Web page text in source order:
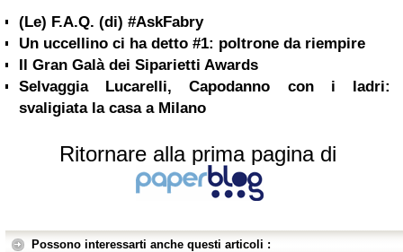
(Le) F.A.Q. (di) #AskFabry
Un uccellino ci ha detto #1: poltrone da riempire
Il Gran Galà dei Siparietti Awards
Selvaggia Lucarelli, Capodanno con i ladri:
svaligiata la casa a Milano
Ritornare alla prima pagina di
Possono interessarti anche questi articoli :